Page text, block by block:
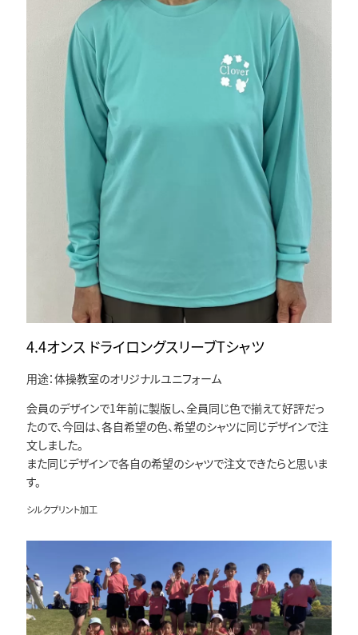
4.4オンス ドライロングスリーブTシャツ
用途：体操教室のオリジナルユニフォーム
会員のデザインで1年前に製版し、全員同じ色で揃えて好評だっ
たので、今回は、各自希望の色、希望のシャツに同じデザインで注
文しました。
また同じデザインで各自の希望のシャツで注文できたらと思いま
す。
シルクプリント加工